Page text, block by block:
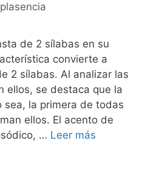
de 2 sílabas en su
convierte a
2 sílabas. Al analizar las
ellos, se destaca que la
sea, la primera de todas
ellos. El acento de
… Leer más